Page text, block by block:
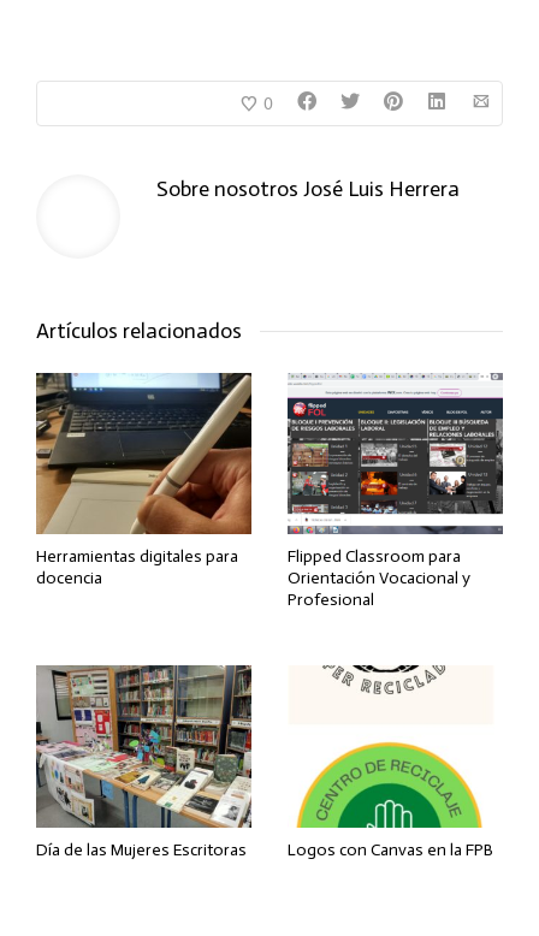
0
Sobre nosotros José Luis Herrera
Artículos relacionados
Herramientas digitales para
docencia
Flipped Classroom para
Orientación Vocacional y
Profesional
Día de las Mujeres Escritoras Logos con Canvas en la FPB